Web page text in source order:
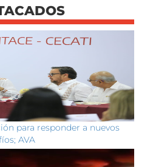
para responder a nuevos
AVA